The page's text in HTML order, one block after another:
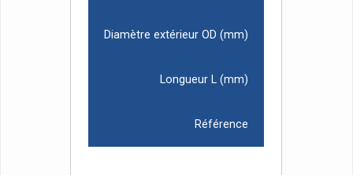
Diamètre extérieur OD (mm)
Longueur L (mm)
Référence